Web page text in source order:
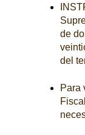
de
del
Para